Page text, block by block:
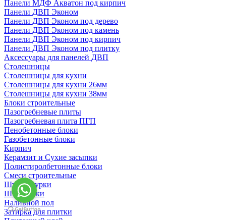
Панели МДФ Акватон под кирпич
Панели ДВП Эконом
Панели ДВП Эконом под дерево
Панели ДВП Эконом под камень
Панели ДВП Эконом под кирпич
Панели ДВП Эконом под плитку
Аксессуары для панелей ДВП
Столешницы
Столешницы для кухни
Столешницы для кухни 26мм
Столешницы для кухни 38мм
Блоки строительные
Пазогребневые плиты
Пазогребневая плита ПГП
Пенобетонные блоки
Газобетонные блоки
Кирпич
Керамзит и Сухие засыпки
Полистиролбетонные блоки
Смеси строительные
Штукартурки
Шпаклевки
Наливной пол
Затирка для плитки